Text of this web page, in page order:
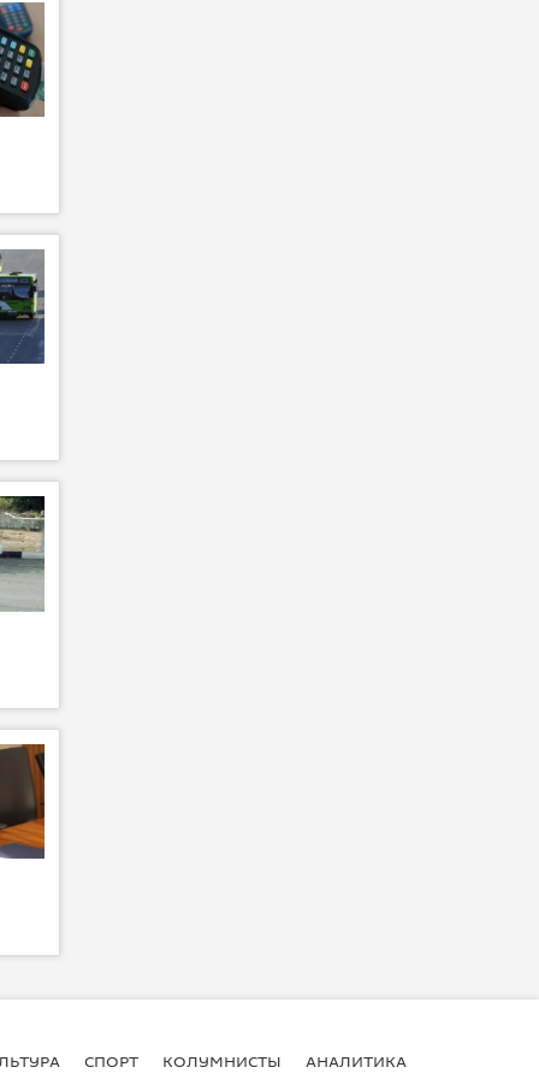
СПОРТ КОЛУМНИСТЫ АНАЛИТИКА